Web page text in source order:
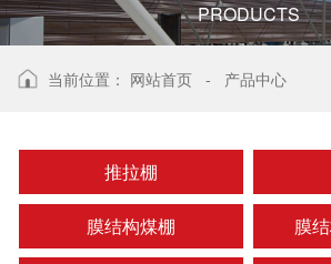
PRODUCTS
当前位置： 网站首页 - 产品中心
推拉棚
膜结构煤棚 膜